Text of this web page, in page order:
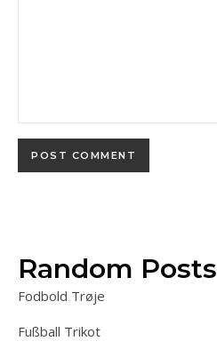
Random Posts
Fodbold Trøje
Fußball Trikot